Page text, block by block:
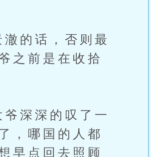
的话，否则最
之前是在收拾
深深的叹了一
，哪国的人都
早点回去照顾